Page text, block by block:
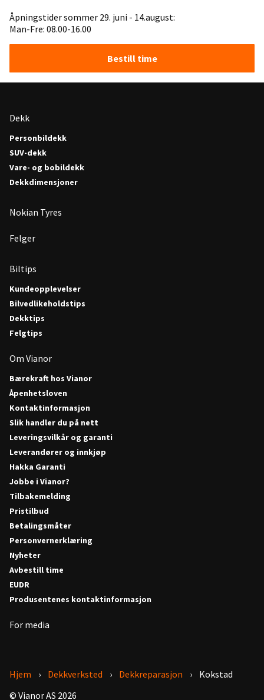
Åpningstider sommer 29. juni - 14.august:
Man-Fre: 08.00-16.00
Bestill time
Dekk
Personbildekk
SUV-dekk
Vare- og bobildekk
Dekkdimensjoner
Nokian Tyres
Felger
Biltips
Kundeopplevelser
Bilvedlikeholdstips
Dekktips
Felgtips
Om Vianor
Bærekraft hos Vianor
Åpenhetsloven
Kontaktinformasjon
Slik handler du på nett
Leveringsvilkår og garanti
Leverandører og innkjøp
Hakka Garanti
Jobbe i Vianor?
Tilbakemelding
Pristilbud
Betalingsmåter
Personvernerklæring
Nyheter
Avbestill time
EUDR
Produsentenes kontaktinformasjon
For media
Hjem Dekkverksted Dekkreparasjon
Kokstad
© Vianor AS 2026